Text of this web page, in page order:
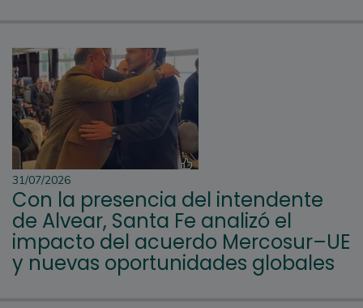
31/07/2026
Con la presencia del intendente
de Alvear, Santa Fe analizó el
impacto del acuerdo Mercosur–UE
y nuevas oportunidades globales